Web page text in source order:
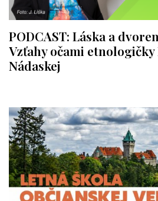
PODCAST: Láska a
Vzťahy očami
Nádaskej